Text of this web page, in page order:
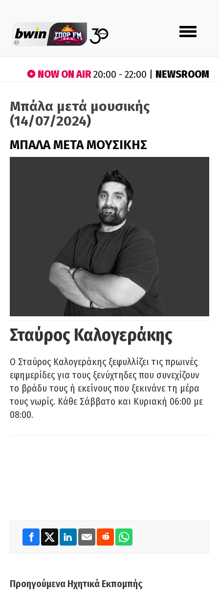
Toggle
navigation
NOW ON AIR20:00 - 22:00 | NEWSROOM
Μπάλα μετά μουσικής
(14/07/2024)
ΜΠΑΛΑ ΜΕΤΑ ΜΟΥΣΙΚΗΣ
Σταύρος Καλογεράκης
Ο Σταύρος Καλογεράκης ξεφυλλίζει τις πρωινές
εφημερίδες για τους ξενύχτηδες που συνεχίζουν
το βράδυ τους ή εκείνους που ξεκινάνε τη μέρα
τους νωρίς. Κάθε Σάββατο και Κυριακή 06:00 με
08:00.
Προηγούμενα Ηχητικά Εκπομπής